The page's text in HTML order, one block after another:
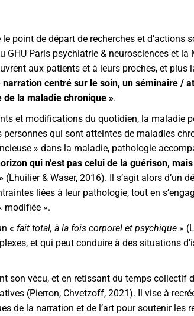
point de départ de recherches et d’actions
GHU Paris psychiatrie & neurosciences et la
aux patients et à leurs proches, et plus
narration centré sur le soin, un séminaire /
de la maladie chronique ».
et modifications du quotidien, la maladie
qui sont atteintes de maladies
» dans la maladie, pathologie
qui n’est pas celui de la guérison,
» (Lhuilier & Waser, 2016). Il s’agit alors d’un
liées à leur pathologie, tout en
modifiée ».
« fait total, à la fois corporel et psychique »
et qui peut conduire à des situations
son vécu, et en retissant du temps collectif
(Pierron, Chvetzoff, 2021). Il vise à
de la narration et de l’art pour soutenir les